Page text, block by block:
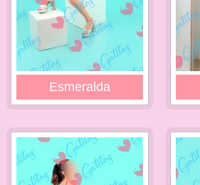
Esmeralda